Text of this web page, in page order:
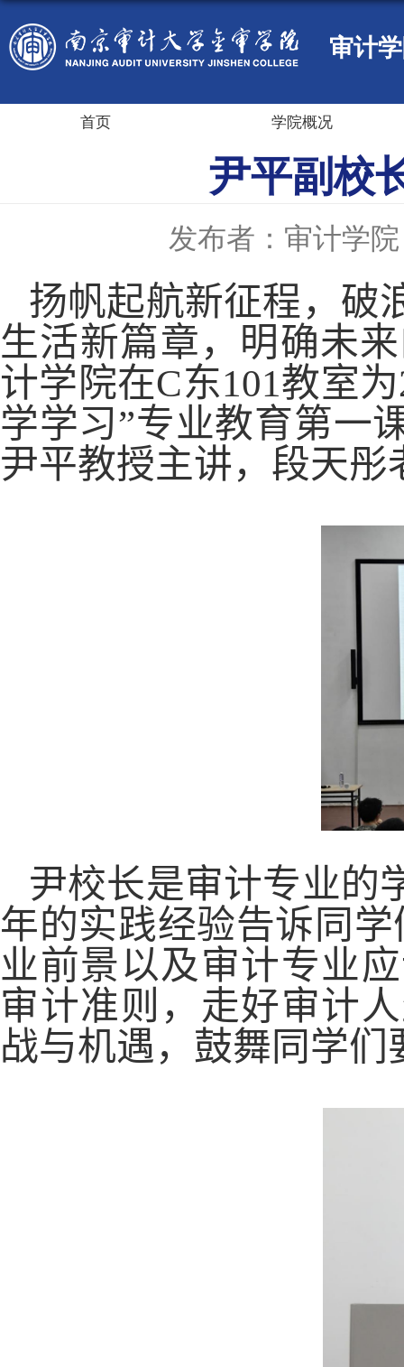
审计
首页 学院概况
尹平副校
发布者：审计学院
扬帆起航新征程，破
生活新篇章，明确未
计学院在C东101教室为
学学习”专业教育第一
尹平教授主讲，段天彤
尹校长是审计专业的
年的实践经验告诉同学
业前景以及审计专业
审计准则，走好审计
战与机遇，鼓舞同学